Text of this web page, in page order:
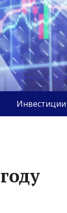
Инвестиции